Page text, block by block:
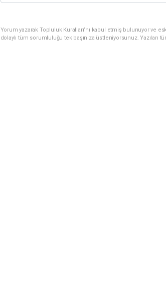
Yorum yazarak Topluluk Kuralları’nı kabul etmiş bulunuyor ve
dolaylı tüm sorumluluğu tek başınıza üstleniyorsunuz.